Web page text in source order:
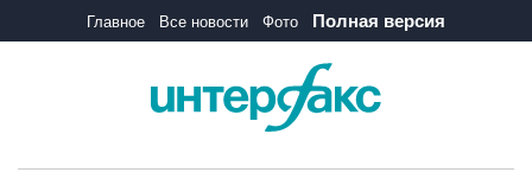
Главное Все новости Фото Полная версия